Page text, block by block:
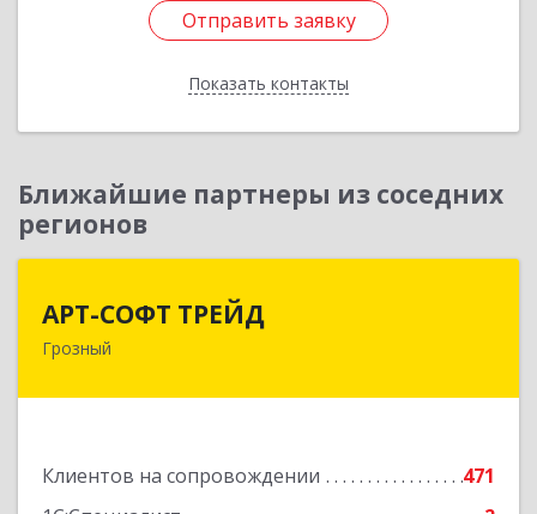
Отправить заявку
Показать контакты
Отправить заявку
Назад
Ближайшие партнеры из соседних
регионов
АРТ-СОФТ ТРЕЙД
Грозный
Клиентов на сопровождении
471
364013, Чеченская Респ, Грозный г, Полярников